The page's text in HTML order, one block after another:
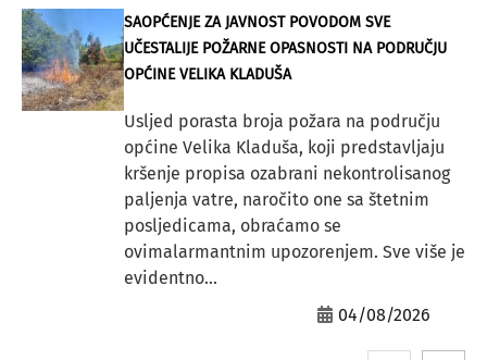
SAOPĆENJE ZA JAVNOST POVODOM SVE
UČESTALIJE POŽARNE OPASNOSTI NA PODRUČJU
OPĆINE VELIKA KLADUŠA
Usljed porasta broja požara na području
općine Velika Kladuša, koji predstavljaju
kršenje propisa ozabrani nekontrolisanog
paljenja vatre, naročito one sa štetnim
posljedicama, obraćamo se
ovimalarmantnim upozorenjem. Sve više je
evidentno...
04/08/2026